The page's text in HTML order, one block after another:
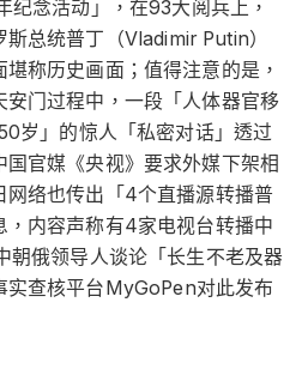
纪念活动」，在93大阅兵上，
总统普丁（Vladimir Putin）
称历史画面；值得注意的是，
门过程中，一段「人体器官移
岁」的惊人「私密对话」透过
官媒《央视》要求外媒下架相
网络也传出「4个直播源转播普
，内容声称有4家电视台转播中
朝俄领导人谈论「长生不老及器
实查核平台MyGoPen对此发布